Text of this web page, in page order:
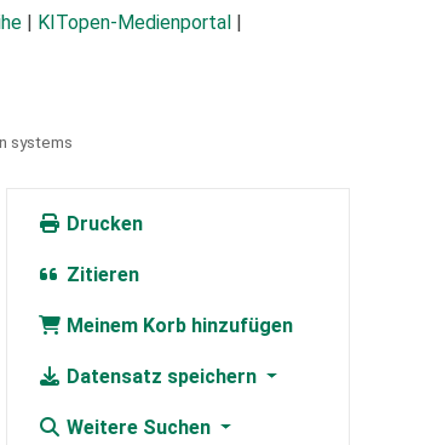
KITopen-Medienportal
systems
Drucken
Zitieren
Meinem Korb hinzufügen
Datensatz speichern
Weitere Suchen